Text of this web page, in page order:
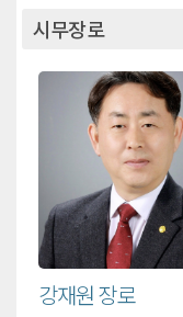
시무장로
강재원 장로